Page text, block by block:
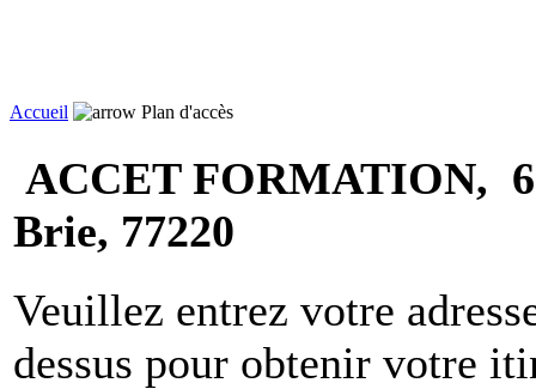
Accueil Plan d'accès
ACCET FORMATION, 6
Brie, 77220
Veuillez entrez votre
dessus pour obtenir votre